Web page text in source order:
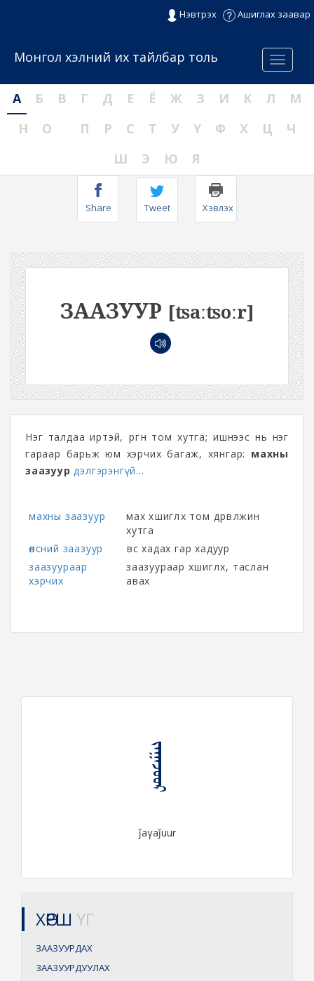
Нэвтрэх Ашиглах заавар
Menu
Монгол хэлний их тайлбар толь
А Б В Г Д Е Ё Ж З И К Л
М
Н
О П Р С Т У Ү Ф Х Ц
Ч
Ш
Э Ю Я
Share Tweet Хэвлэх
ЗААЗУУР [ʦaːʦoːr]
Нэг талдаа иртэй, өргөн том хутга; ишнээс нь нэг
гараар барьж юм хэрчих багаж, хянгар: махны
заазуур дэлгэрэнгүй...
махны заазуур
мах хөшиглөх том дөрвөлжин
хутга
өвсний заазуур
өвс хадах гар хадуур
заазуураар
хэрчих
заазуураар хөшиглөх, таслан
авах
ᠵᠠᠭᠠᠵᠤᠤᠷ
ǰaγaǰuur
ХӨРШ ҮГ
ЗААЗУУРДАХ
ЗААЗУУРДУУЛАХ